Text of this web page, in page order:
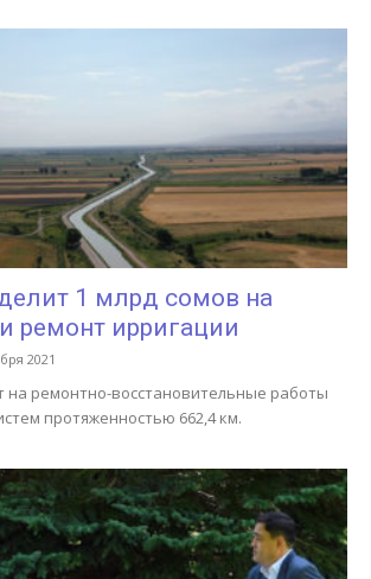
1 млрд сомов на
ремонт ирригации
2021
на ремонтно-восстановительные работы
протяженностью 662,4 км.